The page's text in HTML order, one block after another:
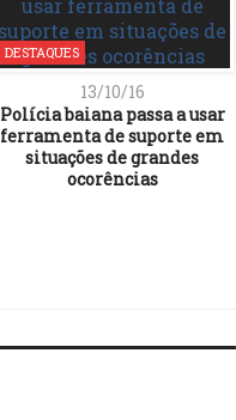
DESTAQUES
13/10/16
Polícia baiana passa a usar
ferramenta de suporte em
situações de grandes
ocorências